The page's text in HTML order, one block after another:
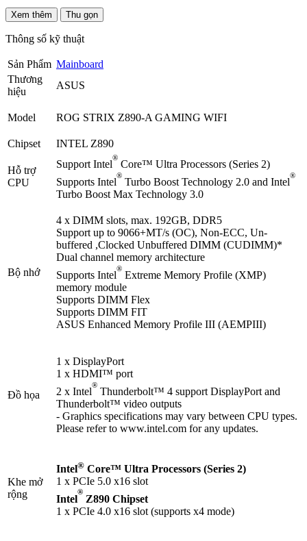
Xem thêm Thu gọn
Thông số kỹ thuật
Sản Phẩm Mainboard
Thương
hiệu
ASUS
Model ROG STRIX Z890-A GAMING WIFI
Chipset INTEL Z890
Hỗ trợ
CPU
Support Intel
®
Core™ Ultra Processors (Series 2)
Supports Intel
®
Turbo Boost Technology 2.0 and Intel
®
Turbo Boost Max Technology 3.0
Bộ nhớ
4 x DIMM slots, max. 192GB, DDR5
Support up to 9066+MT/s (OC), Non-ECC, Un-
buffered ,Clocked Unbuffered DIMM (CUDIMM)*
Dual channel memory architecture
Supports Intel
®
Extreme Memory Profile (XMP)
memory module
Supports DIMM Flex
Supports DIMM FIT
ASUS Enhanced Memory Profile III (AEMPIII)
Đồ họa
1 x DisplayPort
1 x HDMI™ port
2 x Intel
®
Thunderbolt™ 4 support DisplayPort and
Thunderbolt™ video outputs
- Graphics specifications may vary between CPU types.
Please refer to www.intel.com for any updates.
Khe mở
rộng
Intel® Core™ Ultra Processors (Series 2)
1 x PCIe 5.0 x16 slot
Intel
®
Z890 Chipset
1 x PCIe 4.0 x16 slot (supports x4 mode)